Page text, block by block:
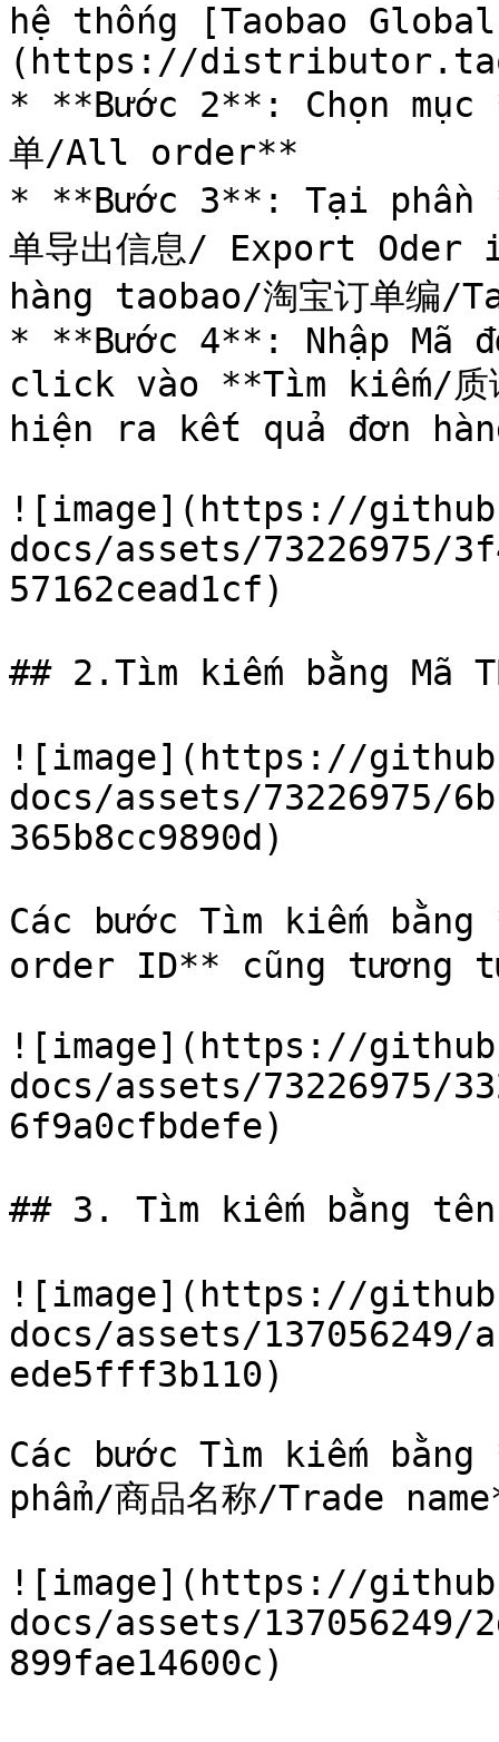
hệ thống [Taobao
(https://
* **Bước 2**: Chọn mục
单/All order**
* **Bước 3**: Tại phần
单导出信息/ Export
hàng taobao/淘宝订单编/
* **Bước 4**: Nhập Mã
click vào **Tìm kiếm/
hiện ra kết quả đơn
![image](https://
docs/assets/73226975/
57162cead1cf)
## 2.Tìm kiếm bằng Mã
![image](https://
docs/assets/73226975/
365b8cc9890d)
Các bước Tìm kiếm bằng
order ID** cũng tương
![image](https://
docs/assets/73226975/
6f9a0cfbdefe)
## 3. Tìm kiếm bằng tên
![image](https://
docs/assets/137056249/
ede5fff3b110)
Các bước Tìm kiếm
phẩm/商品名称/Trade
![image](https://
docs/assets/137056249/